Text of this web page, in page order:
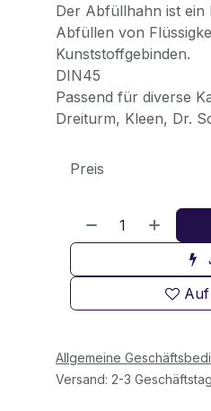
Der Abfüllhahn ist ein
Abfüllen von
Kunststoffgebinden.
DIN45
Passend für diverse
Dreiturm, Kleen, Dr.
Preis
Allgemeine
Versand: 2-3